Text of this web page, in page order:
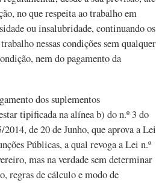
no que respeita ao trabalho em
ou insalubridade, continuando os
nessas condições sem qualquer
nem do pagamento da
dos suplementos
tipificada na alínea b) do n.º 3 do
de 20 de Junho, que aprova a Lei
Públicas, a qual revoga a Lei n.º
mas na verdade sem determinar
regras de cálculo e modo de